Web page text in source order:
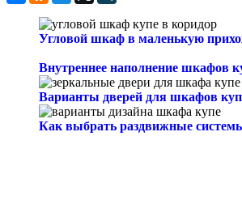
Угловой шкаф в маленькую
Внутреннее наполнение шкафов
Варианты дверей для шкафов
Как выбрать раздвижные